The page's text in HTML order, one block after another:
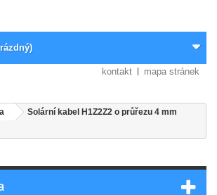
kontakt mapa stránek
Solární kabel H1Z2Z2 o průřezu 4 mm